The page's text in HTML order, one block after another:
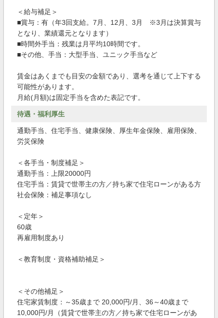
＜給与補足＞
■賞与：有（年3回支給。7月、12月、3月 ※3月は決算賞与
となり、業績還元となります）
■時間外手当：残業は月平均10時間です。
■その他、手当：大型手当、ユニック手当など
賃金はあくまでも目安の金額であり、選考を通じて上下する
可能性があります。
月給(月額)は固定手当を含めた表記です。
待遇・福利厚生
通勤手当、住宅手当、健康保険、厚生年金保険、雇用保険、
労災保険
＜各手当・制度補足＞
通勤手当：上限20000円
住宅手当：賃貸で世帯主の方／持ち家で住宅ローンがある方
社会保険：補足事項なし
＜定年＞
60歳
再雇用制度あり
＜教育制度・資格補助補足＞
＜その他補足＞
住宅家賃制度：～35歳まで 20,000円/月、36～40歳まで
10,000円/月（賃貸で世帯主の方／持ち家で住宅ローンがあ